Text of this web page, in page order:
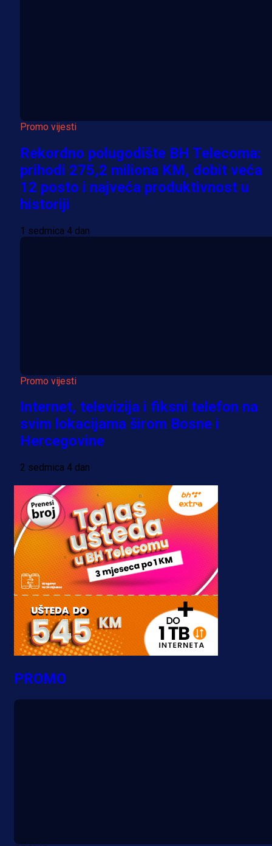
Promo vijesti
Rekordno polugodište BH Telecoma:
prihodi 275,2 miliona KM, dobit veća
12 posto i najveća produktivnost u
historiji
1 sedmica 4 dan
Promo vijesti
Internet, televizija i fiksni telefon na
svim lokacijama širom Bosne i
Hercegovine
2 sedmica 4 dan
PROMO